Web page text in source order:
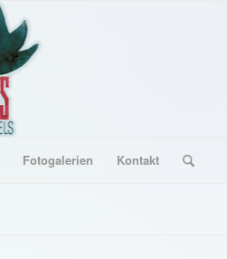
Fotogalerien Kontakt